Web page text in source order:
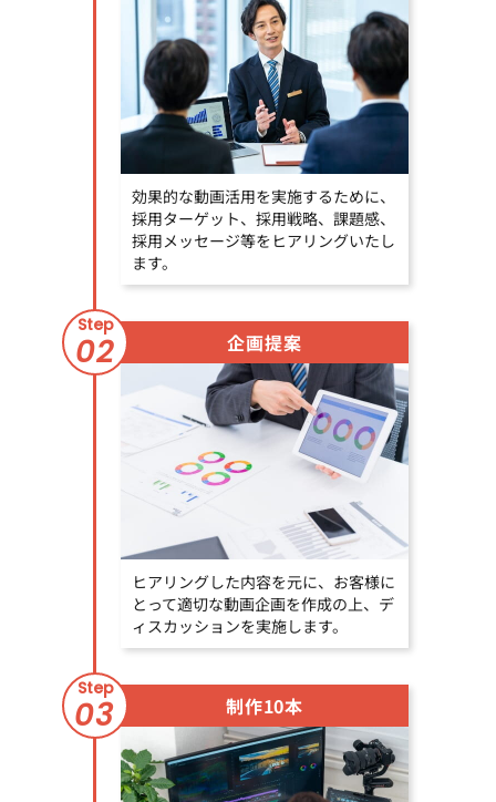
効果的な動画活用を実施するために、
採用ターゲット、採用戦略、課題感、
採用メッセージ等をヒアリングいたし
ます。
Step
02 企画提案
ヒアリングした内容を元に、お客様に
とって適切な動画企画を作成の上、デ
ィスカッションを実施します。
Step
03 制作10本